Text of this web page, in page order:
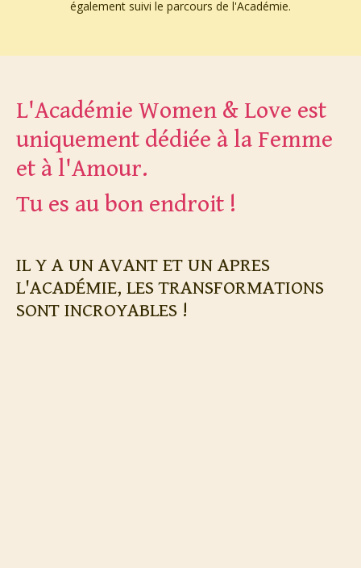
également suivi le parcours de l'Académie.
L'Académie Women & Love est
uniquement dédiée à la Femme
et à l'Amour.
Tu es au bon endroit !
IL Y A UN AVANT ET UN APRES
L'ACADÉMIE, LES TRANSFORMATIONS
SONT INCROYABLES !